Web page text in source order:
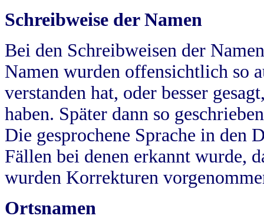
Schreibweise der Namen
Bei den Schreibweisen der
Namen wurden offensichtlich so
verstanden hat, oder besser
haben. Später dann so
Die gesprochene Sprache in
Fällen bei denen erkannt wurde,
wurden Korrekturen
Ortsnamen